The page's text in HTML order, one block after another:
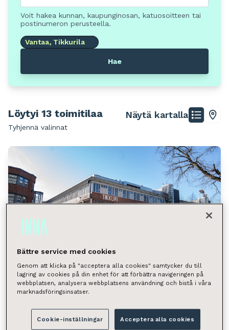
Voit hakea kunnan, kaupunginosan, katuosoitteen tai
postinumeron perusteella.
Vantaa, Tikkurila
Hae
Löytyi 13 toimitilaa
Tyhjennä valinnat
Näytä kartalla
Asematie 4-10, Vantaa
Asematie 4-10, 01300 Vantaa
Bättre service med cookies
Genom att klicka på "acceptera alla cookies" samtycker du till
lagring av cookies på din enhet för att förbättra navigeringen på
webbplatsen, analysera webbplatsens användning och bistå i våra
marknadsföringsinsatser.
Cookie-inställningar Acceptera alla cookies